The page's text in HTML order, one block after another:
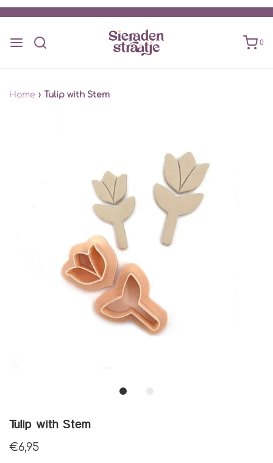
0
Home › Tulip with Stem
Tulip with Stem
€6,95